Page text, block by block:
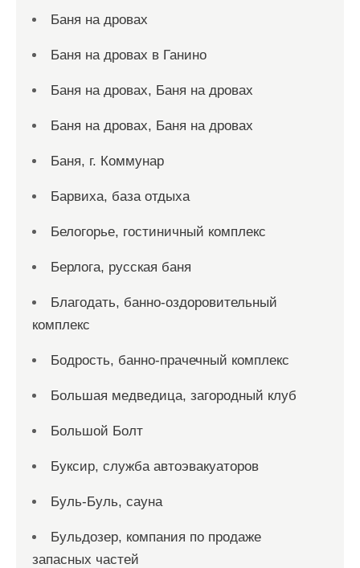
Баня на дровах
Баня на дровах в Ганино
Баня на дровах, Баня на дровах
Баня на дровах, Баня на дровах
Баня, г. Коммунар
Барвиха, база отдыха
Белогорье, гостиничный комплекс
Берлога, русская баня
Благодать, банно-оздоровительный
комплекс
Бодрость, банно-прачечный комплекс
Большая медведица, загородный клуб
Большой Болт
Буксир, служба автоэвакуаторов
Буль-Буль, сауна
Бульдозер, компания по продаже
запасных частей